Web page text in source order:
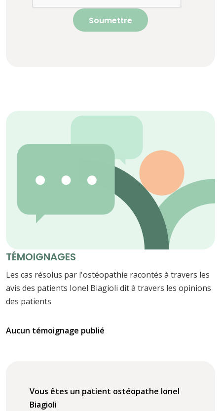
Soumettre
TÉMOIGNAGES
Les cas résolus par l'ostéopathie racontés à travers les
avis des patients Ionel Biagioli dit à travers les opinions
des patients
Aucun témoignage publié
Vous êtes un patient ostéopathe Ionel
Biagioli